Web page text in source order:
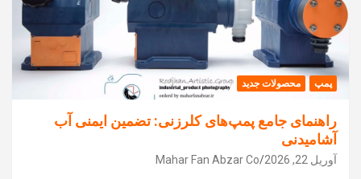
پمپ محصولات جدید
راهنمای جامع پمپ‌های کلرزنی: تضمین ایمنی آب
آشامیدنی
آوریل 22, 2026 Mahar Fan Abzar Co